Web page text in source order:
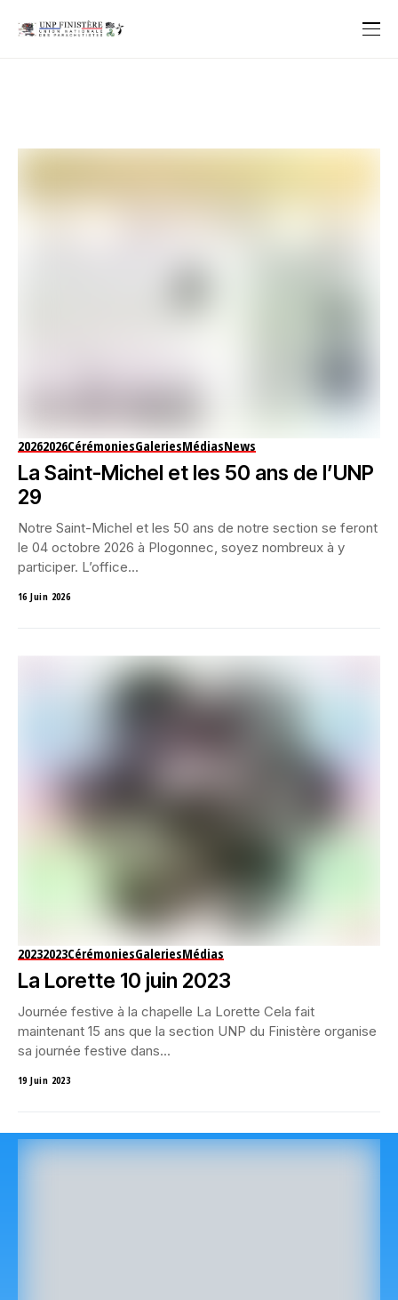
20262026CérémoniesGaleriesMédiasNews
La Saint-Michel et les 50 ans de l’UNP
29
Notre Saint-Michel et les 50 ans de notre section se feront
le 04 octobre 2026 à Plogonnec, soyez nombreux à y
participer. L’office...
16 Juin 2026
20232023CérémoniesGaleriesMédias
La Lorette 10 juin 2023
Journée festive à la chapelle La Lorette Cela fait
maintenant 15 ans que la section UNP du Finistère organise
sa journée festive dans...
19 Juin 2023